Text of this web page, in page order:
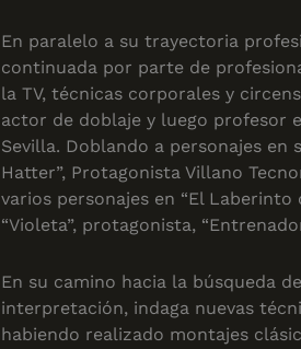
En paralelo a su trayectoria
continuada por parte de
la TV, técnicas corporales y
actor de doblaje y luego profesor
Sevilla. Doblando a personajes en
Hatter”, Protagonista Villano
varios personajes en “El
“Violeta”, protagonista,
En su camino hacia la búsqueda
interpretación, indaga nuevas
habiendo realizado montajes